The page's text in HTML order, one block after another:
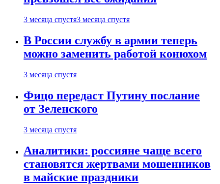
3 месяца спустя3 месяца спустя
В России службу в армии теперь
можно заменить работой конюхом
3 месяца спустя
Фицо передаст Путину послание
от Зеленского
3 месяца спустя
Аналитики: россияне чаще всего
становятся жертвами мошенников
в майские праздники